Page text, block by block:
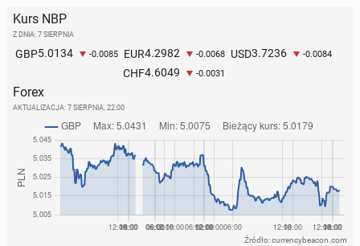
Kurs NBP
Z DNIA: 7 SIERPNIA
GBP5.0134 -0.0085 EUR4.2982 -0.0068 USD3.7236 -0.0084
CHF4.6049 -0.0031
Forex
AKTUALIZACJA: 7 SIERPNIA, 22:00
Źródło: currencybeacon.com